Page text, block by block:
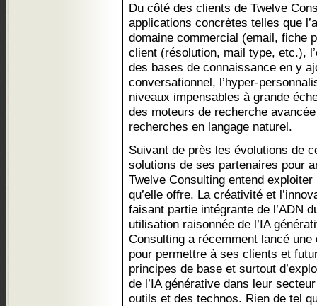
Du côté des clients de Twelve
applications concrètes telles que
domaine commercial (email, fiche
client (résolution, mail type, etc.),
des bases de connaissance en y
conversationnel, l’hyper-
niveaux impensables à grande
des moteurs de recherche
recherches en langage naturel.
Suivant de près les évolutions de
solutions de ses partenaires pour
Twelve Consulting entend
qu’elle offre. La créativité et
faisant partie intégrante de l’ADN
utilisation raisonnée de l’IA
Consulting a récemment lancé
pour permettre à ses clients et
principes de base et surtout
de l’IA générative dans leur
outils et des technos. Rien de tel